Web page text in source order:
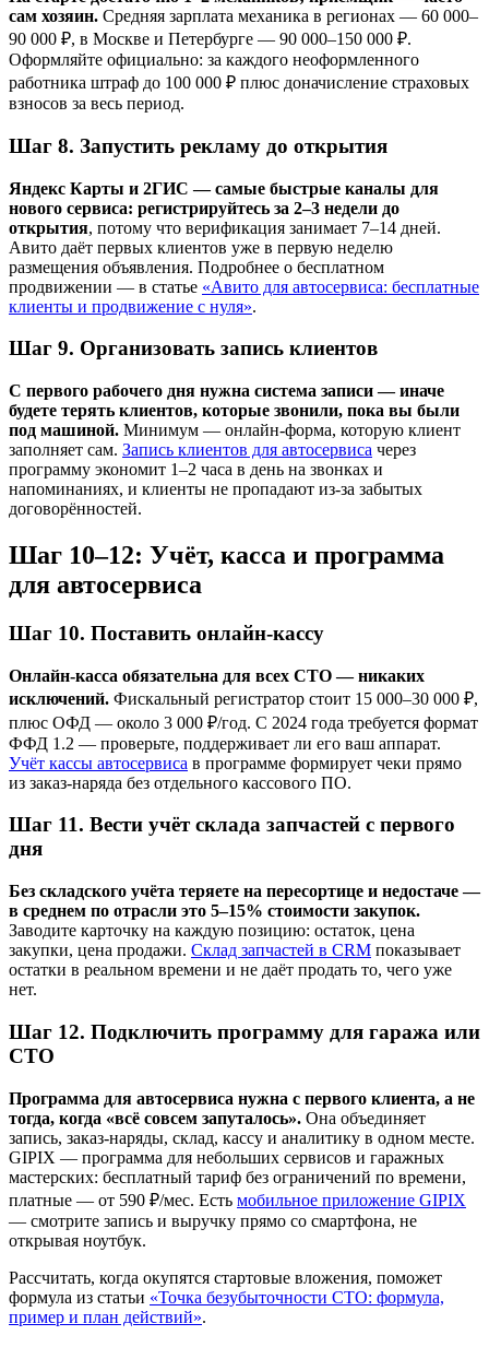
сам хозяин. Средняя зарплата механика в регионах — 60 000–
90 000 ₽, в Москве и Петербурге — 90 000–150 000 ₽.
Оформляйте официально: за каждого неоформленного
работника штраф до 100 000 ₽ плюс доначисление страховых
взносов за весь период.
Шаг 8. Запустить рекламу до открытия
Яндекс Карты и 2ГИС — самые быстрые каналы для
нового сервиса: регистрируйтесь за 2–3 недели до
открытия, потому что верификация занимает 7–14 дней.
Авито даёт первых клиентов уже в первую неделю
размещения объявления. Подробнее о бесплатном
продвижении — в статье «Авито для автосервиса: бесплатные
клиенты и продвижение с нуля».
Шаг 9. Организовать запись клиентов
С первого рабочего дня нужна система записи — иначе
будете терять клиентов, которые звонили, пока вы были
под машиной. Минимум — онлайн-форма, которую клиент
заполняет сам. Запись клиентов для автосервиса через
программу экономит 1–2 часа в день на звонках и
напоминаниях, и клиенты не пропадают из-за забытых
договорённостей.
Шаг 10–12: Учёт, касса и программа
для автосервиса
Шаг 10. Поставить онлайн-кассу
Онлайн-касса обязательна для всех СТО — никаких
исключений. Фискальный регистратор стоит 15 000–30 000 ₽,
плюс ОФД — около 3 000 ₽/год. С 2024 года требуется формат
ФФД 1.2 — проверьте, поддерживает ли его ваш аппарат.
Учёт кассы автосервиса в программе формирует чеки прямо
из заказ-наряда без отдельного кассового ПО.
Шаг 11. Вести учёт склада запчастей с первого
дня
Без складского учёта теряете на пересортице и недостаче —
в среднем по отрасли это 5–15% стоимости закупок.
Заводите карточку на каждую позицию: остаток, цена
закупки, цена продажи. Склад запчастей в CRM показывает
остатки в реальном времени и не даёт продать то, чего уже
нет.
Шаг 12. Подключить программу для гаража или
СТО
Программа для автосервиса нужна с первого клиента, а не
тогда, когда «всё совсем запуталось». Она объединяет
запись, заказ-наряды, склад, кассу и аналитику в одном месте.
GIPIX — программа для небольших сервисов и гаражных
мастерских: бесплатный тариф без ограничений по времени,
платные — от 590 ₽/мес. Есть мобильное приложение GIPIX
— смотрите запись и выручку прямо со смартфона, не
открывая ноутбук.
Рассчитать, когда окупятся стартовые вложения, поможет
формула из статьи «Точка безубыточности СТО: формула,
пример и план действий».